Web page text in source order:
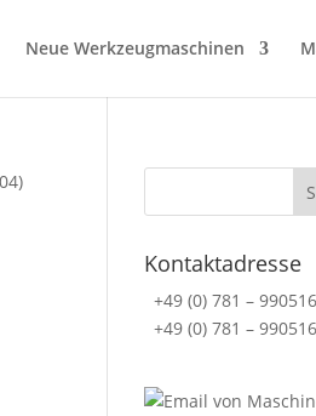
Neue Werkzeugmaschinen
Kontaktadresse
+49 (0) 781 –
+49 (0) 781 –